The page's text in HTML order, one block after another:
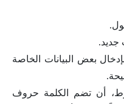
بعض البيانات الخاصة
أن تضم الكلمة حروف